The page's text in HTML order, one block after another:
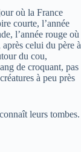
où la France
courte, l’année
l’année rouge où
celui du père à
du cou,
de croquant, pas
à peu près
leurs tombes.